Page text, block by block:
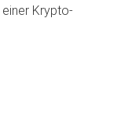
Krypto-